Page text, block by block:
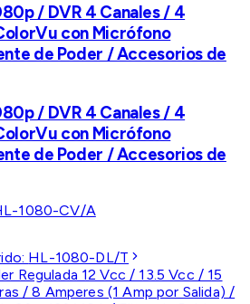
/ DVR 4 Canales / 4
con Micrófono
de Poder / Accesorios de
/ DVR 4 Canales / 4
con Micrófono
de Poder / Accesorios de
1080-CV/A
HL-1080-DL/T